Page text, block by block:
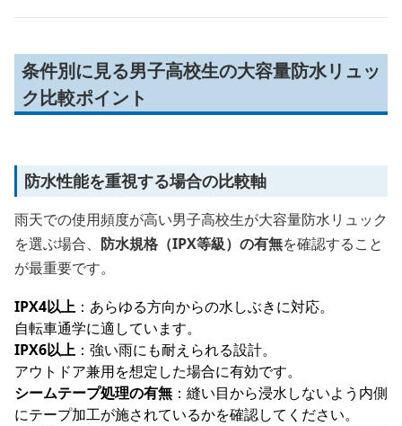
条件別に見る男子高校生の大容量防水リュッ
ク比較ポイント
防水性能を重視する場合の比較軸
雨天での使用頻度が高い男子高校生が大容量防水リュック
を選ぶ場合、 防水規格（IPX等級）の有無を確認すること
が最重要です。
IPX4以上 ：あらゆる方向からの水しぶきに対応。
自転車通学に適しています。
IPX6以上 ：強い雨にも耐えられる設計。
アウトドア兼用を想定した場合に有効です。
シームテープ処理の有無 ：縫い目から浸水しないよう内側
にテープ加工が施されているかを確認してください。